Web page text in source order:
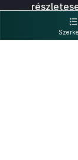
kattintva